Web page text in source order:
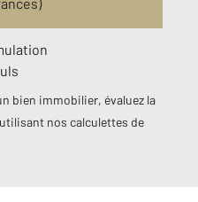
bien immobilier, évaluez la
nos calculettes de